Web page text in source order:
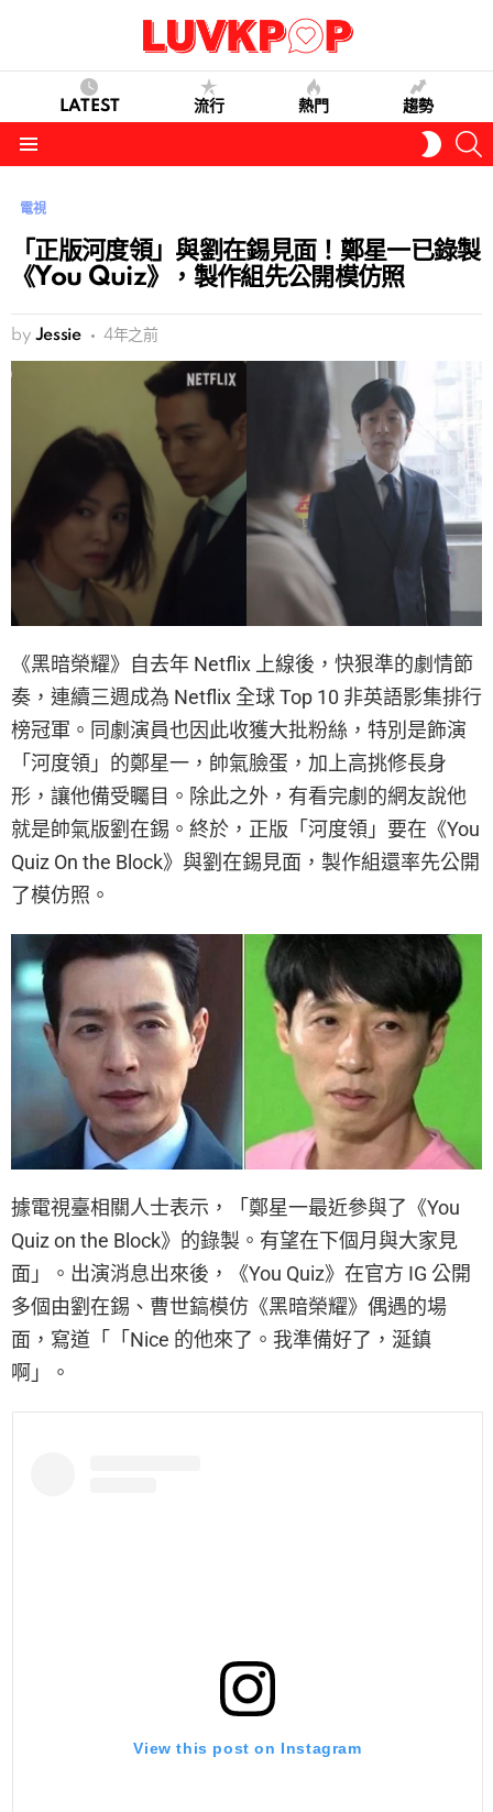
LATEST 流行 熱門 趨勢
SKIN
電視
「正版河度領」與劉在錫見面！鄭星一已錄製
《You Quiz》，製作組先公開模仿照
by Jessie 4年之前
《黑暗榮耀》自去年 Netflix 上線後，快狠準的劇情節
奏，連續三週成為 Netflix 全球 Top 10 非英語影集排行
榜冠軍。同劇演員也因此收獲大批粉絲，特別是飾演
「河度領」的鄭星一，帥氣臉蛋，加上高挑修長身
形，讓他備受矚目。除此之外，有看完劇的網友說他
就是帥氣版劉在錫。終於，正版「河度領」要在《You
Quiz On the Block》與劉在錫見面，製作組還率先公開
了模仿照。
據電視臺相關人士表示，「鄭星一最近參與了《You
Quiz on the Block》的錄製。有望在下個月與大家見
面」。出演消息出來後，《You Quiz》在官方 IG 公開
多個由劉在錫、曹世鎬模仿《黑暗榮耀》偶遇的場
面，寫道「「Nice 的他來了。我準備好了，涎鎮
啊」。
View this post on Instagram